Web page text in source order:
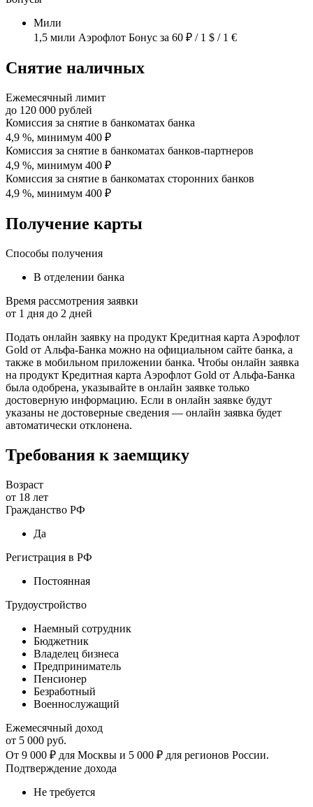
Мили
1,5 мили Аэрофлот Бонус за 60 ₽ / 1 $ / 1 €
Снятие наличных
Ежемесячный лимит
до 120 000 рублей
Комиссия за снятие в банкоматах банка
4,9 %, минимум 400 ₽
Комиссия за снятие в банкоматах банков-партнеров
4,9 %, минимум 400 ₽
Комиссия за снятие в банкоматах сторонних банков
4,9 %, минимум 400 ₽
Получение карты
Способы получения
В отделении банка
Время рассмотрения заявки
от 1 дня до 2 дней
Подать онлайн заявку на продукт Кредитная карта Аэрофлот
Gold от Альфа-Банка можно на официальном сайте банка, а
также в мобильном приложении банка. Чтобы онлайн заявка
на продукт Кредитная карта Аэрофлот Gold от Альфа-Банка
была одобрена, указывайте в онлайн заявке только
достоверную информацию. Если в онлайн заявке будут
указаны не достоверные сведения — онлайн заявка будет
автоматически отклонена.
Требования к заемщику
Возраст
от 18 лет
Гражданство РФ
Да
Регистрация в РФ
Постоянная
Трудоустройство
Наемный сотрудник
Бюджетник
Владелец бизнеса
Предприниматель
Пенсионер
Безработный
Военнослужащий
Ежемесячный доход
от 5 000 руб.
От 9 000 ₽ для Москвы и 5 000 ₽ для регионов России.
Подтверждение дохода
Не требуется